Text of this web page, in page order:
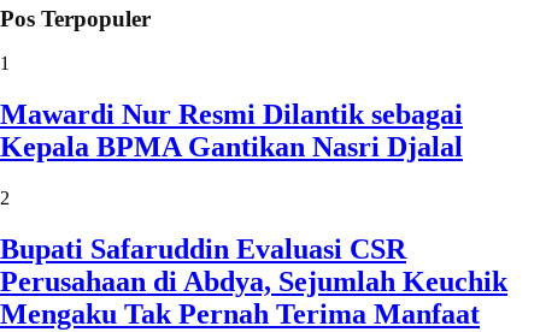
Pos Terpopuler
1
Mawardi Nur Resmi Dilantik sebagai
Kepala BPMA Gantikan Nasri Djalal
2
Bupati Safaruddin Evaluasi CSR
Perusahaan di Abdya, Sejumlah Keuchik
Mengaku Tak Pernah Terima Manfaat